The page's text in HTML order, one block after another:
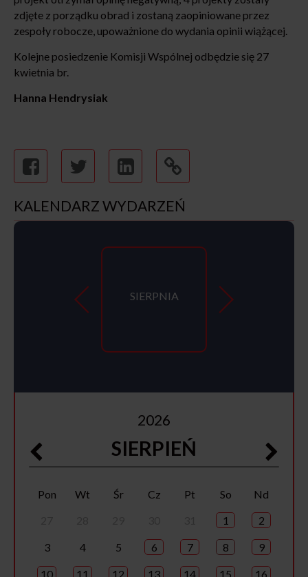
zdjęte z porządku obrad i zostaną zaopiniowane przez
zespoły robocze, upoważnione do wydania opinii wiążącej.
Kolejne posiedzenie Komisji Wspólnej odbędzie się 27
kwietnia br.
Hanna Hendrysiak
KALENDARZ WYDARZEŃ
SIERPNIA
2026
SIERPIEŃ
Pon Wt Śr Cz Pt So
Nd
1 2
3 4 5 6 7 8 9
10 11 12 13 14 15 16